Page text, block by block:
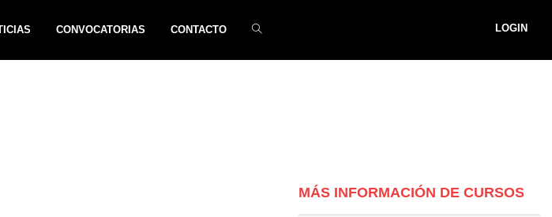
CONVOCATORIAS CONTACTO LOGIN
MÁS INFORMACIÓN DE CURSOS